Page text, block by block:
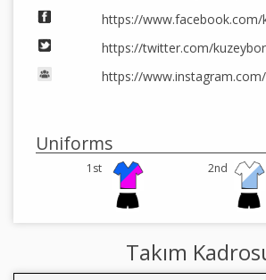
https://www.facebook.com/
https://twitter.com/
https://
Uniforms
1st 2nd
Takım